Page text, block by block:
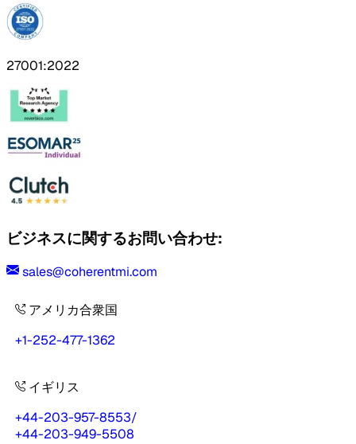
27001:2022
ビジネスに関するお問い合わせ:
sales@coherentmi.com
アメリカ合衆国
+1-252-477-1362
イギリス
+44-203-957-8553/
+44-203-949-5508